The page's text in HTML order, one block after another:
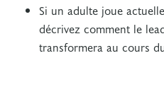
Si un adulte joue
décrivez comment le
transformera au cours